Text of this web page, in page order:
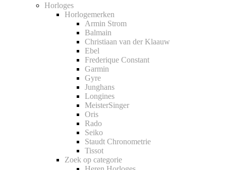
Horloges
Horlogemerken
Armin Strom
Balmain
Christiaan van der Klaauw
Ebel
Frederique Constant
Garmin
Gyre
Junghans
Longines
MeisterSinger
Oris
Rado
Seiko
Staudt Chronometrie
Tissot
Zoek op categorie